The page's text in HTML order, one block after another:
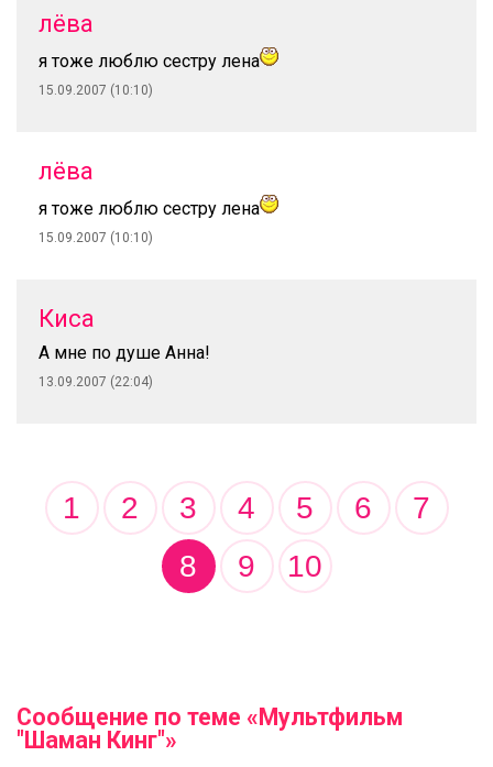
лёва
я тоже люблю сестру лена
15.09.2007 (10:10)
лёва
я тоже люблю сестру лена
15.09.2007 (10:10)
Киса
А мне по душе Анна!
13.09.2007 (22:04)
1 2 3 4 5 6
7
8
9 10
Сообщение по теме «Мультфильм
"Шаман Кинг"»